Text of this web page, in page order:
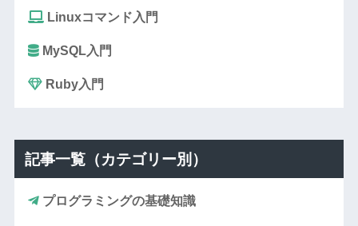
Linuxコマンド入門
MySQL入門
Ruby入門
記事一覧（カテゴリー別）
プログラミングの基礎知識